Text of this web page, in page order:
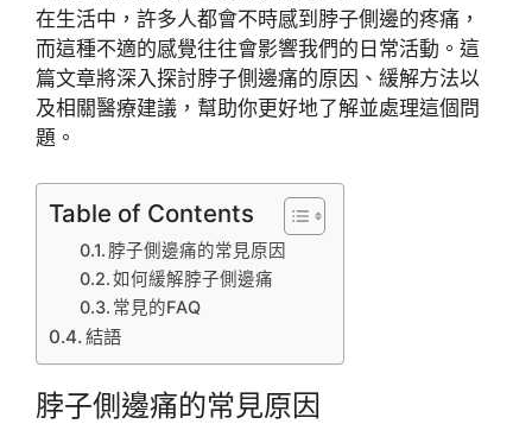
在生活中，許多人都會不時感到脖子側邊的疼痛，
而這種不適的感覺往往會影響我們的日常活動。這
篇文章將深入探討脖子側邊痛的原因、緩解方法以
及相關醫療建議，幫助你更好地了解並處理這個問
題。
Table of Contents
脖子側邊痛的常見原因
如何緩解脖子側邊痛
常見的FAQ
結語
脖子側邊痛的常見原因